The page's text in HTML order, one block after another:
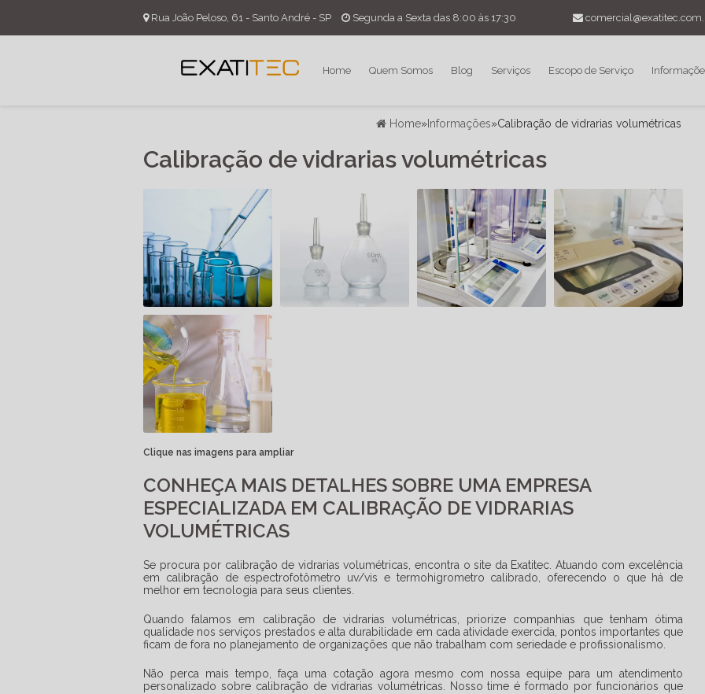
Rua João Peloso, 61 - Santo André - SP Segunda a Sexta das 8:00 às 17:30
Home Quem Somos Blog Serviços Escopo de Serviço
Home» Informações»Calibração de vidrarias volumétricas
Calibração de vidrarias volumétricas
Clique nas imagens para ampliar
CONHEÇA MAIS DETALHES SOBRE UMA EMPRESA
ESPECIALIZADA EM CALIBRAÇÃO DE VIDRARIAS
VOLUMÉTRICAS
Se procura por calibração de vidrarias volumétricas , encontra o site da Exatitec. Atuando com excelência
em calibração de espectrofotômetro uv/vis e termohigrometro calibrado, oferecendo o que há de
melhor em tecnologia para seus clientes.
Quando falamos em calibração de vidrarias volumétricas , priorize companhias que tenham ótima
qualidade nos serviços prestados e alta durabilidade em cada atividade exercida, pontos importantes que
ficam de fora no planejamento de organizações que não trabalham com seriedade e profissionalismo.
Não perca mais tempo, faça uma cotação agora mesmo com nossa equipe para um atendimento
personalizado sobre calibração de vidrarias volumétricas . Nosso time é formado por funcionários que